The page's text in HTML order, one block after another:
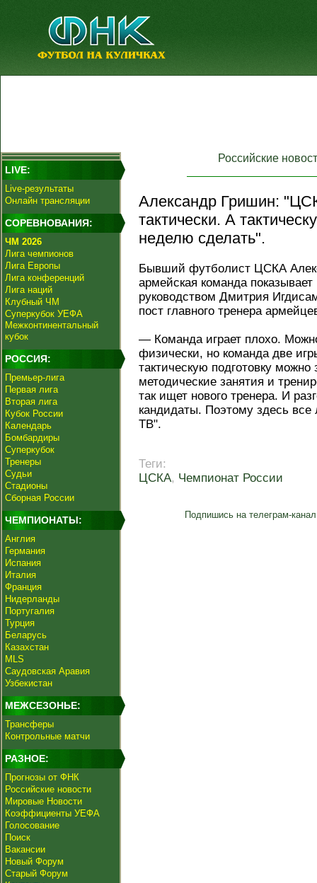
LIVE:
Live-результаты
Онлайн трансляции
СОРЕВНОВАНИЯ:
ЧМ 2026
Лига чемпионов
Лига Европы
Лига конференций
Лига наций
Клубный ЧМ
Суперкубок УЕФА
Межконтинентальный
кубок
РОССИЯ:
Премьер-лига
Первая лига
Вторая лига
Кубок России
Календарь
Бомбардиры
Суперкубок
Тренеры
Судьи
Стадионы
Сборная России
ЧЕМПИОНАТЫ:
Англия
Германия
Испания
Италия
Франция
Нидерланды
Португалия
Турция
Беларусь
Казахстан
MLS
Саудовская Аравия
Узбекистан
МЕЖСЕЗОНЬЕ:
Трансферы
Контрольные матчи
РАЗНОЕ:
Прогнозы от ФНК
Российские новости
Мировые Новости
Коэффициенты УЕФА
Голосование
Поиск
Вакансии
Новый Форум
Старый Форум
Российские
Александр Гришин:
тактически. А
неделю сделать".
Бывший футболист ЦСКА
армейская команда
руководством Дмитрия
пост главного тренера
— Команда играет плохо.
физически, но команда две
тактическую подготовку
методические занятия и
так ищет нового тренера. И
кандидаты. Поэтому здесь
ТВ".
Теги:
ЦСКА, Чемпионат России
Подпишись на телеграм-